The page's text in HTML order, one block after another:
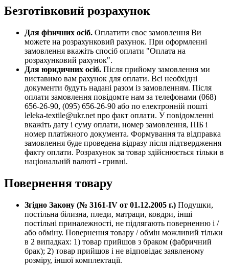
Безготівковий розрахунок
Для фізичних осіб. Оплатити своє замовлення Ви
можете на розрахунковий рахунок. При оформленні
замовлення вкажіть спосіб оплати "Оплата на
розрахунковий рахунок".
Для юридичних осіб. Після прийому замовлення ми
виставимо вам рахунок для оплати. Всі необхідні
документи будуть надані разом із замовленням. Після
оплати замовлення повідомте нам за телефонами (068)
656-26-90, (095) 656-26-90 або по електронній пошті
leleka-textile@ukr.net про факт оплати. У повідомленні
вкажіть дату і суму оплати, номер замовлення, ПІБ і
номер платіжного документа. Формування та відправка
замовлення буде проведена відразу після підтвердження
факту оплати. Розрахунок за товар здійснюється тільки в
національній валюті - гривні.
Повернення товару
Згідно Закону (№ 3161-IV от 01.12.2005 г.) Подушки,
постільна білизна, пледи, матраци, ковдри, інші
постільні приналежності, не підлягають поверненню і /
або обміну. Повернення товару / обмін можливий тільки
в 2 випадках: 1) товар прийшов з браком (фабричний
брак); 2) товар прийшов і не відповідає заявленому
розміру, іншої комплектації.